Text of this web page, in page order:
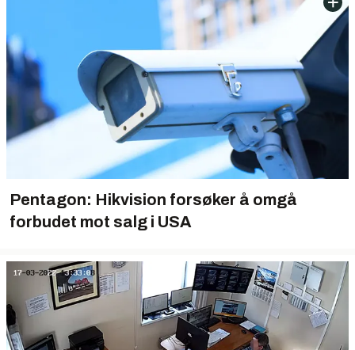
Pentagon: Hikvision forsøker å omgå
forbudet mot salg i USA